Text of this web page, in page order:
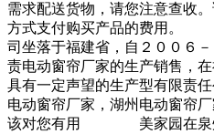
需求配送货物，请您注意查收
方式支付购买产品的费用
司坐落于福建省，自２００６
责电动窗帘厂家的生产销售，
具有一定声望的生产型有
电动窗帘厂家，湖州电动窗帘
该对您有用 美家园在泉州